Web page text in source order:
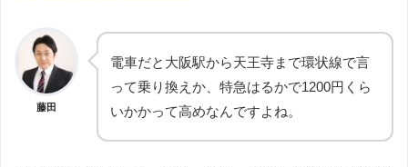
藤田
電車だと大阪駅から天王寺まで環状線で言
って乗り換えか、特急はるかで1200円くら
いかかって高めなんですよね。